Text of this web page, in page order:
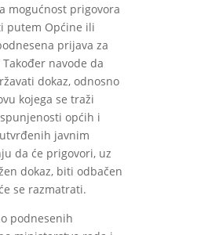
mogućnost prigovora
putem Općine ili
prijava za
navode da
dokaz, odnosno
kojega se traži
općih i
javnim
da će prigovori, uz
dokaz, biti odbačen
se razmatrati.
podnesenih